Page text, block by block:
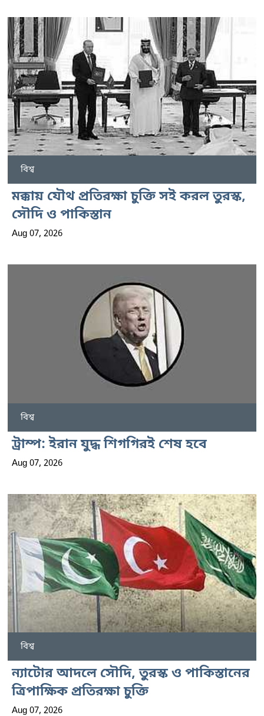
বিশ্ব
মক্কায় যৌথ প্রতিরক্ষা চুক্তি সই করল তুরস্ক,
সৌদি ও পাকিস্তান
Aug 07, 2026
বিশ্ব
ট্রাম্প: ইরান যুদ্ধ শিগগিরই শেষ হবে
Aug 07, 2026
বিশ্ব
ন্যাটোর আদলে সৌদি, তুরস্ক ও পাকিস্তানের
ত্রিপাক্ষিক প্রতিরক্ষা চুক্তি
Aug 07, 2026